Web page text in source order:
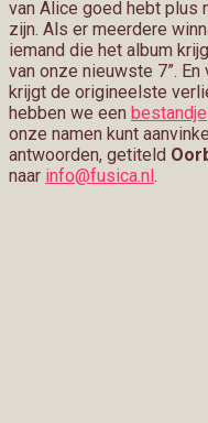
van Alice goed hebt plus
zijn. Als er meerdere
iemand die het album
van onze nieuwste 7”.
krijgt de origineelste
hebben we een bestandje
onze namen kunt
antwoorden, getiteld
naar info@fusica.nl .